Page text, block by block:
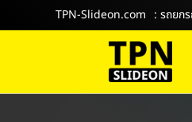
TPN-Slideon.com : รถยก